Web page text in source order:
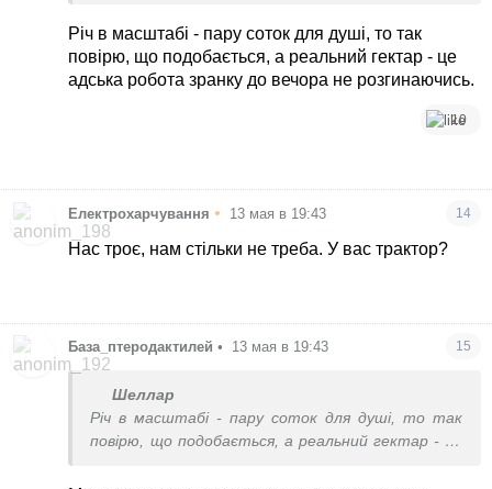
Річ в масштабі - пару соток для душі, то так
повірю, що подобається, а реальний гектар - це
адська робота зранку до вечора не розгинаючись.
10
Електрохарчування • 13 мая в 19:43 14
Нас троє, нам стільки не треба. У вас трактор?
База_птеродактилей • 13 мая в 19:43 15
Шеллар
Річ в масштабі - пару соток для душі, то так
повірю, що подобається, а реальний гектар - це